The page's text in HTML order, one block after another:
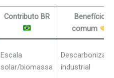
Contributo BR
Benefício
comum
Escala
solar/biomassa
industrial